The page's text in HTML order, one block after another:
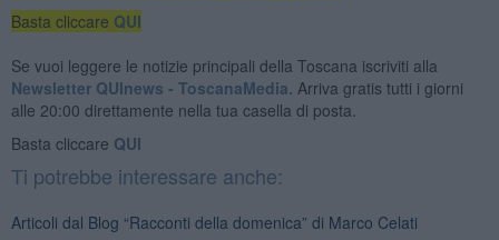
Basta cliccare QUI
Se vuoi leggere le notizie principali della Toscana iscriviti alla
Newsletter QUInews - ToscanaMedia. Arriva gratis tutti i giorni
alle 20:00 direttamente nella tua casella di posta.
Basta cliccare QUI
Ti potrebbe interessare anche:
Articoli dal Blog “Racconti della domenica” di Marco Celati